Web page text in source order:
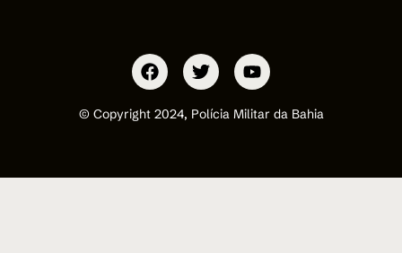
© Copyright 2024, Polícia Militar da Bahia